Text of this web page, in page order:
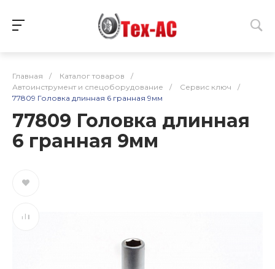
Главная / Каталог товаров
/
Автоинструмент и спецоборудование
/ Сервис ключ
/
77809 Головка длинная 6 гранная 9мм
77809 Головка длинная
6 гранная 9мм